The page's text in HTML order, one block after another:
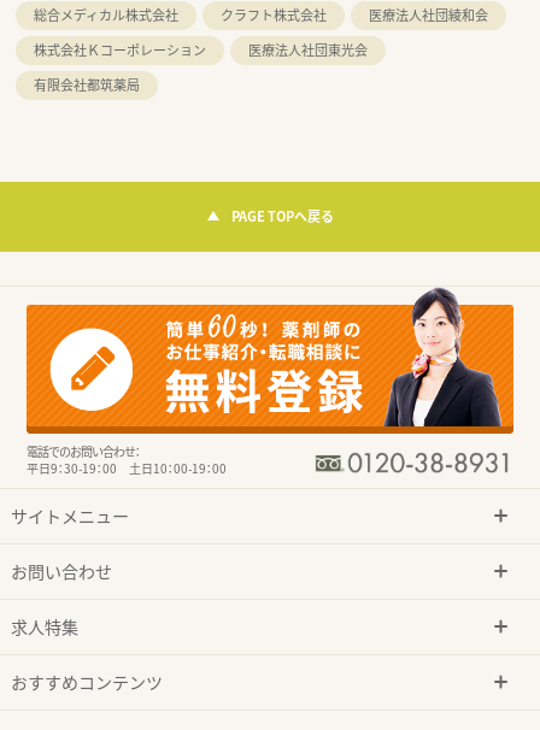
総合メディカル株式会社
クラフト株式会社
医療法人社団綾和会
株式会社Ｋコーポレーション
医療法人社団東光会
有限会社都筑薬局
PAGE TOPへ戻る
電話でのお問い合わせ：
平日9：30-19：00 土日10：00-19：00
サイトメニュー
お問い合わせ
求人特集
おすすめコンテンツ